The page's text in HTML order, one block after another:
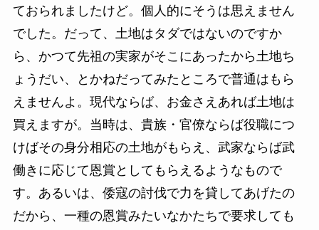
ておられましたけど。個人的にそうは思えません
でした。だって、土地はタダではないのですか
ら、かつて先祖の実家がそこにあったから土地ち
ょうだい、とかねだってみたところで普通はもら
えませんよ。現代ならば、お金さえあれば土地は
買えますが。当時は、貴族・官僚ならば役職につ
けばその身分相応の土地がもらえ、武家ならば武
働きに応じて恩賞としてもらえるようなもので
す。あるいは、倭寇の討伐で力を貸してあげたの
だから、一種の恩賞みたいなかたちで要求しても